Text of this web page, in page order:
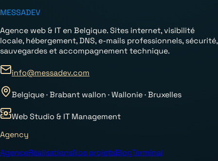
MESSADEV
Agence web & IT en Belgique. Sites internet, visibilité
locale, hébergement, DNS, e-mails professionnels, sécurité,
sauvegardes et accompagnement technique.
info@messadev.com
Belgique · Brabant wallon · Wallonie · Bruxelles
Web Studio & IT Management
Agency
AgenceRéalisationsNos projetsBlogTerminal